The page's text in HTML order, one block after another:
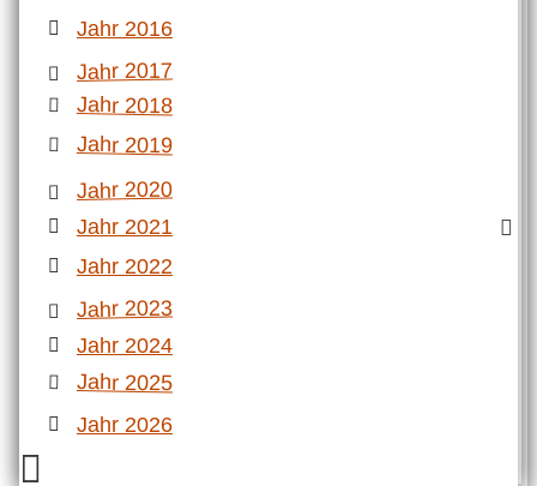
Jahr 2016
Jahr 2017
Jahr 2018
Jahr 2019
Jahr 2020
Jahr 2021
Jahr 2022
Jahr 2023
Jahr 2024
Jahr 2025
Jahr 2026